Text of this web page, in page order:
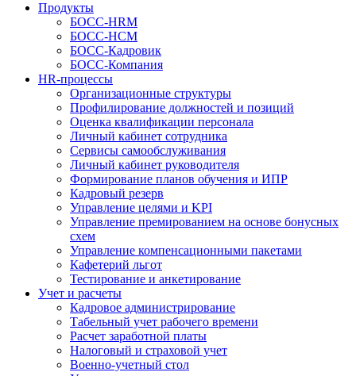
Продукты
БОСС-HRM
БОСС-HCM
БОСС-Кадровик
БОСС-Компания
HR-процессы
Организационные структуры
Профилирование должностей и позиций
Оценка квалификации персонала
Личный кабинет сотрудника
Сервисы самообслуживания
Личный кабинет руководителя
Формирование планов обучения и ИПР
Кадровый резерв
Управление целями и KPI
Управление премированием на основе бонусных
схем
Управление компенсационными пакетами
Кафетерий льгот
Тестирование и анкетирование
Учет и расчеты
Кадровое администрирование
Табельный учет рабочего времени
Расчет заработной платы
Налоговый и страховой учет
Военно-учетный стол